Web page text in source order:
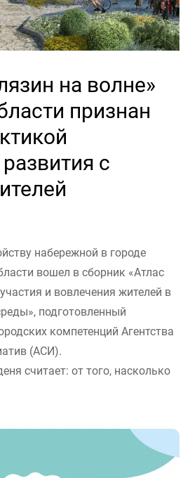
на волне»
признан
с
набережной в городе
вошел в сборник «Атлас
и вовлечения жителей в
подготовленный
компетенций Агентства
(АСИ).
считает: от того, насколько